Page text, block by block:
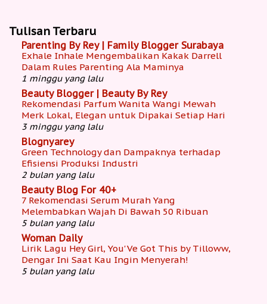
Tulisan Terbaru
Parenting By Rey | Family Blogger Surabaya
Exhale Inhale Mengembalikan Kakak Darrell
Dalam Rules Parenting Ala Maminya
1 minggu yang lalu
Beauty Blogger | Beauty By Rey
Rekomendasi Parfum Wanita Wangi Mewah
Merk Lokal, Elegan untuk Dipakai Setiap Hari
3 minggu yang lalu
Blognyarey
Green Technology dan Dampaknya terhadap
Efisiensi Produksi Industri
2 bulan yang lalu
Beauty Blog For 40+
7 Rekomendasi Serum Murah Yang
Melembabkan Wajah Di Bawah 50 Ribuan
5 bulan yang lalu
Woman Daily
Lirik Lagu Hey Girl, You'Ve Got This by Tilloww,
Dengar Ini Saat Kau Ingin Menyerah!
5 bulan yang lalu